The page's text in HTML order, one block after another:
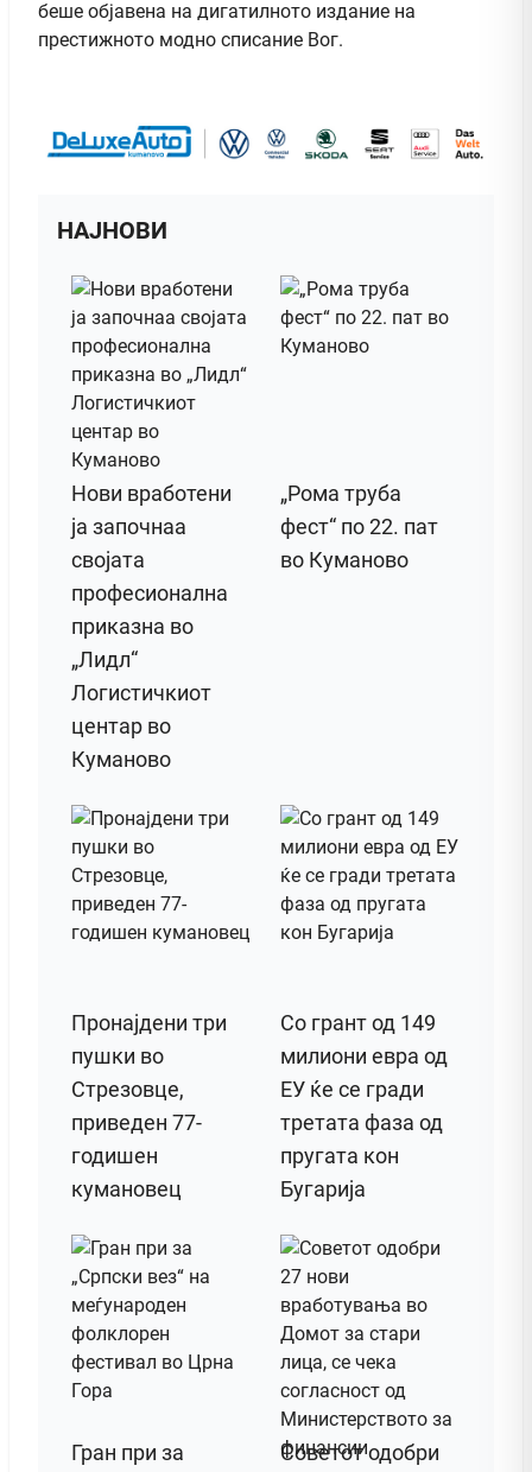
беше објавена на дигатилното издание на
престижното модно списание Вог.
НАЈНОВИ
Нови вработени
ја започнаа
својата
професионална
приказна во
„Лидл“
Логистичкиот
центар во
Куманово
„Рома труба
фест“ по 22. пат
во Куманово
Пронајдени три
пушки во
Стрезовце,
приведен 77-
годишен
кумановец
Со грант од 149
милиони евра од
ЕУ ќе се гради
третата фаза од
пругата кон
Бугарија
Гран при за
Советот одобри